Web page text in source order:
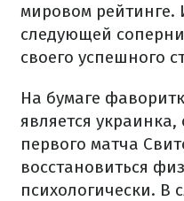
мировом рейтинге.
следующей
своего успешного
На бумаге
является
первого матча
восстановиться
психологически. В